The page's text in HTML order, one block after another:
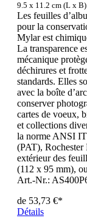
9.5 x 11.2 cm (L x B)
Les feuilles
pour la
Mylar est
La transparence
mécanique
déchirures et
standards. Elles
avec la boîte
conserver
cartes de voeux,
et collections
la norme ANSI
(PAT),
extérieur des
(112 x 95 mm),
Art.-Nr.:
de 53,73 €*
Détails